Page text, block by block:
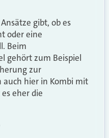
gibt, ob es
oder eine
Beim
gehört zum Beispiel
zur
auch hier in Kombi mit
eher die